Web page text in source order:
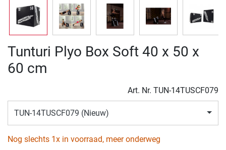
Tunturi Plyo Box Soft 40 x 50 x
60 cm
Art. Nr. TUN-14TUSCF079
TUN-14TUSCF079 (Nieuw)
Nog slechts 1x in voorraad, meer onderweg